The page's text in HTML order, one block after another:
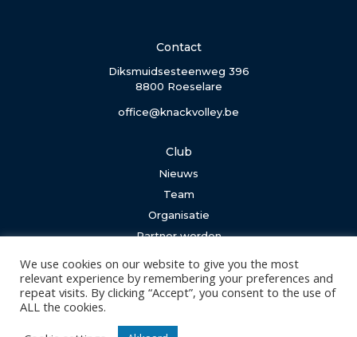
Contact
Diksmuidsesteenweg 396
8800 Roeselare
office@knackvolley.be
Club
Nieuws
Team
Organisatie
Partner worden
Wedstrijden
Tickets
We use cookies on our website to give you the most
relevant experience by remembering your preferences and
repeat visits. By clicking “Accept”, you consent to the use of
ALL the cookies.